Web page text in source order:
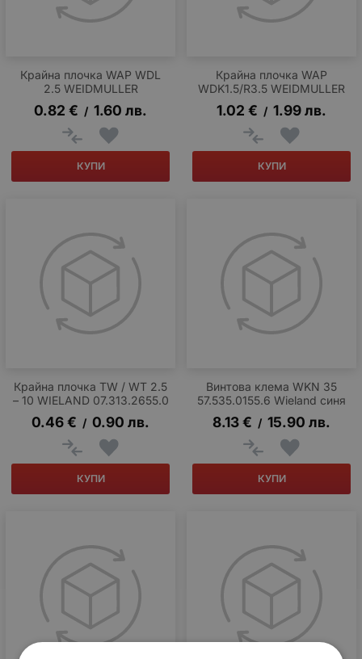
Крайна плочка WAP WDL
2.5 WEIDMULLER
0.82 € / 1.60 лв.
КУПИ
Крайна плочка WAP
WDK1.5/R3.5 WEIDMULLER
1.02 € / 1.99лв.
КУПИ
Крайна плочка TW / WT 2.5
– 10 WIELAND 07.313.2655.0
0.46€ / 0.90 лв.
КУПИ
Винтова клема WKN 35
57.535.0155.6 Wieland синя
8.13€ / 15.90 лв.
КУПИ